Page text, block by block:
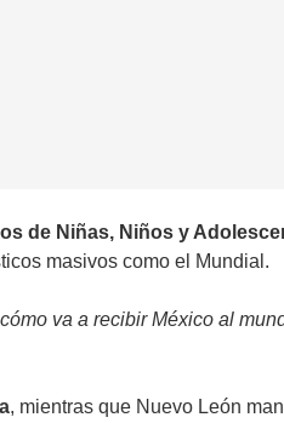
de Niñas, Niños y
masivos como el Mundial.
va a recibir México al
, mientras que Nuevo León